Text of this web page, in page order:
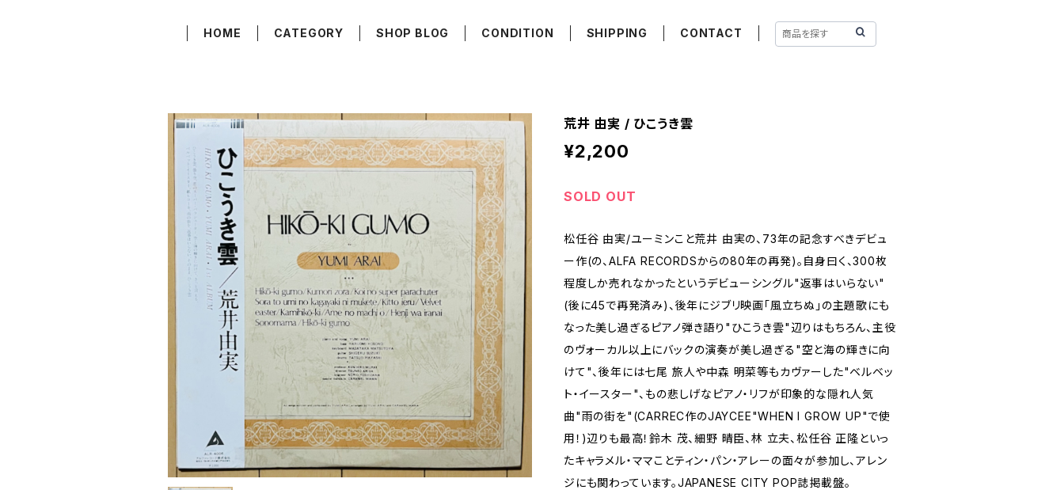
HOME CATEGORY SHOP BLOG CONDITION SHIPPING CONTACT
荒井 由実 / ひこうき雲
¥2,200
SOLD OUT
松任谷 由実/ユーミンこと荒井 由実の、73年の記念すべきデビュ
ー作(の、ALFA RECORDSからの80年の再発)。自身曰く、300枚
程度しか売れなかったというデビューシングル"返事はいらない"
(後に45で再発済み)、後年にジブリ映画「風立ちぬ」の主題歌にも
なった美し過ぎるピアノ弾き語り"ひこうき雲"辺りはもちろん、主役
のヴォーカル以上にバックの演奏が美し過ぎる"空と海の輝きに向
けて"、後年には七尾 旅人や中森 明菜等もカヴァーした"ベルベッ
ト・イースター"、もの悲しげなピアノ・リフが印象的な隠れ人気
曲"雨の街を"(CARREC作のJAYCEE"WHEN I GROW UP"で使
用！)辺りも最高！鈴木 茂、細野 晴臣、林 立夫、松任谷 正隆といっ
たキャラメル・ママことティン・パン・アレーの面々が参加し、アレン
ジにも関わっています。JAPANESE CITY POP誌掲載盤。